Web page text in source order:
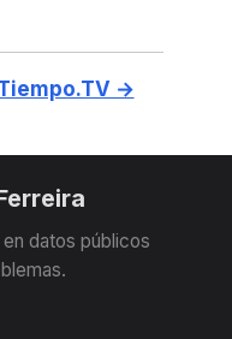
→
datos públicos